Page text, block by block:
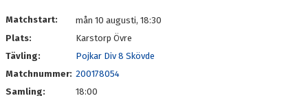
Matchstart:
mån 10 augusti, 18:30
Plats:
Karstorp Övre
Tävling:
Pojkar Div 8 Skövde
Matchnummer: 200178054
Samling:
18:00